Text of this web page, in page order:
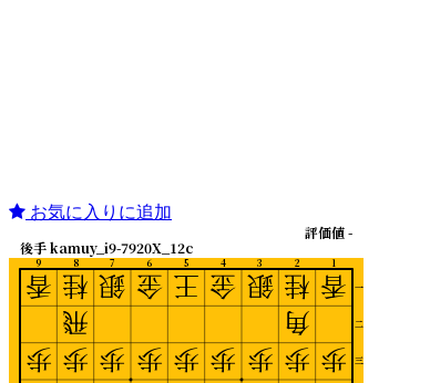
お気に入りに追加
1
2
3
4
5
6
7
8
9
一
二
三
後手 kamuy_i9-7920X_12c
評価値 -
香
歩
桂
角
歩
銀
歩
金
歩
王
歩
金
歩
銀
歩
桂
飛
歩
香
歩